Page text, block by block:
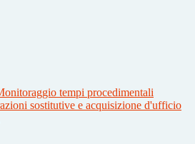
tempi procedimentali
sostitutive e acquisizione d'ufficio